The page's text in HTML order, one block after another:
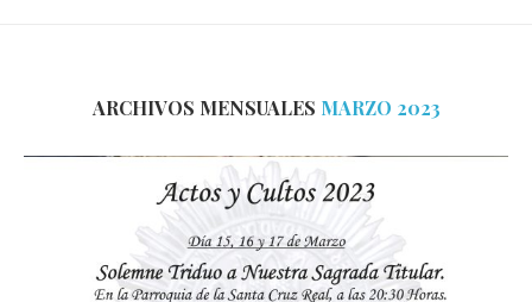
ARCHIVOS MENSUALES MARZO 2023